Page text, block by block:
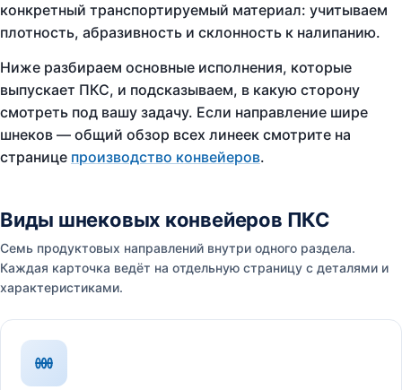
конкретный транспортируемый материал: учитываем
плотность, абразивность и склонность к налипанию.
Ниже разбираем основные исполнения, которые
выпускает ПКС, и подсказываем, в какую сторону
смотреть под вашу задачу. Если направление шире
шнеков — общий обзор всех линеек смотрите на
странице производство конвейеров.
Виды шнековых конвейеров ПКС
Семь продуктовых направлений внутри одного раздела.
Каждая карточка ведёт на отдельную страницу с деталями и
характеристиками.